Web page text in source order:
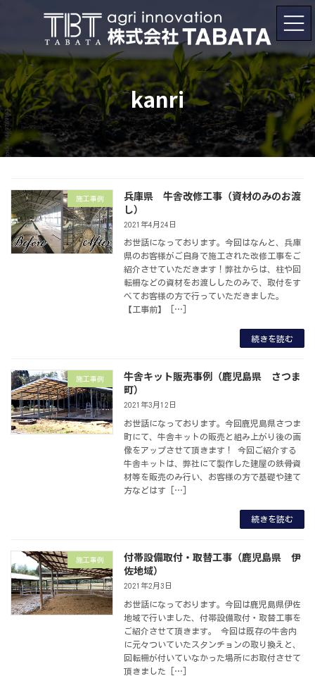
へ
キ
ッ
プ
ョ
に
移
動
kanri
施工事例
兵庫県 牛舎改修工事（資材のみのお渡
し）
2021年4月24日
お世話になっております。今回はなんと、兵庫
県のお客様がご自身で施工された改修工事をご
紹介させていただきます！弊社からは、柱や回
転柵などの資材をお渡ししたのみで、取付をす
べてお客様の方で行っていただきました。
【工事前】 […]
続きを読む
施工事例
牛舎キット販売事例（鹿児島県 さつま
町）
2021年3月12日
お世話になっております。今回鹿児島県さつま
町にて、牛舎キットの販売と組み上がり後の画
像をアップさせて頂きます！ 今回ご紹介する
牛舎キットは、弊社にて製作した建屋の鉄骨資
材等を販売のみ行い、お客様の方で基礎や建て
方などはす […]
続きを読む
施工事例
付帯設備取付・取替工事（鹿児島県 伊
佐地域）
2021年2月3日
お世話になっております。今回は鹿児島県伊佐
地域で行いました、付帯設備取付・取替工事を
ご紹介させて頂きます。 今回は既存の牛舎内
に元々ついていたスタンチョンの取り換えと、
回転柵が付いていなかった場所にお取付させて
頂きました […]